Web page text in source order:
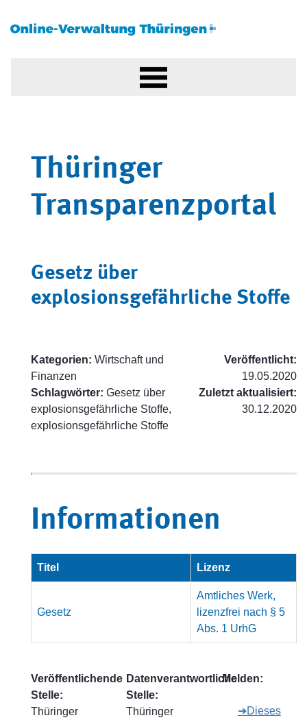
Thüringer
Transparenzportal
Gesetz über
explosionsgefährliche Stoffe
Kategorien: Wirtschaft und
Finanzen
Schlagwörter: Gesetz über
explosionsgefährliche Stoffe,
explosionsgefährliche Stoffe
Veröffentlicht:
19.05.2020
Zuletzt aktualisiert:
30.12.2020
Informationen
Titel Lizenz
Gesetz
Amtliches Werk,
lizenzfrei nach § 5
Abs. 1 UrhG
Veröffentlichende
Stelle:
Thüringer
Datenverantwortliche
Stelle:
Thüringer
Melden:
➔Dieses